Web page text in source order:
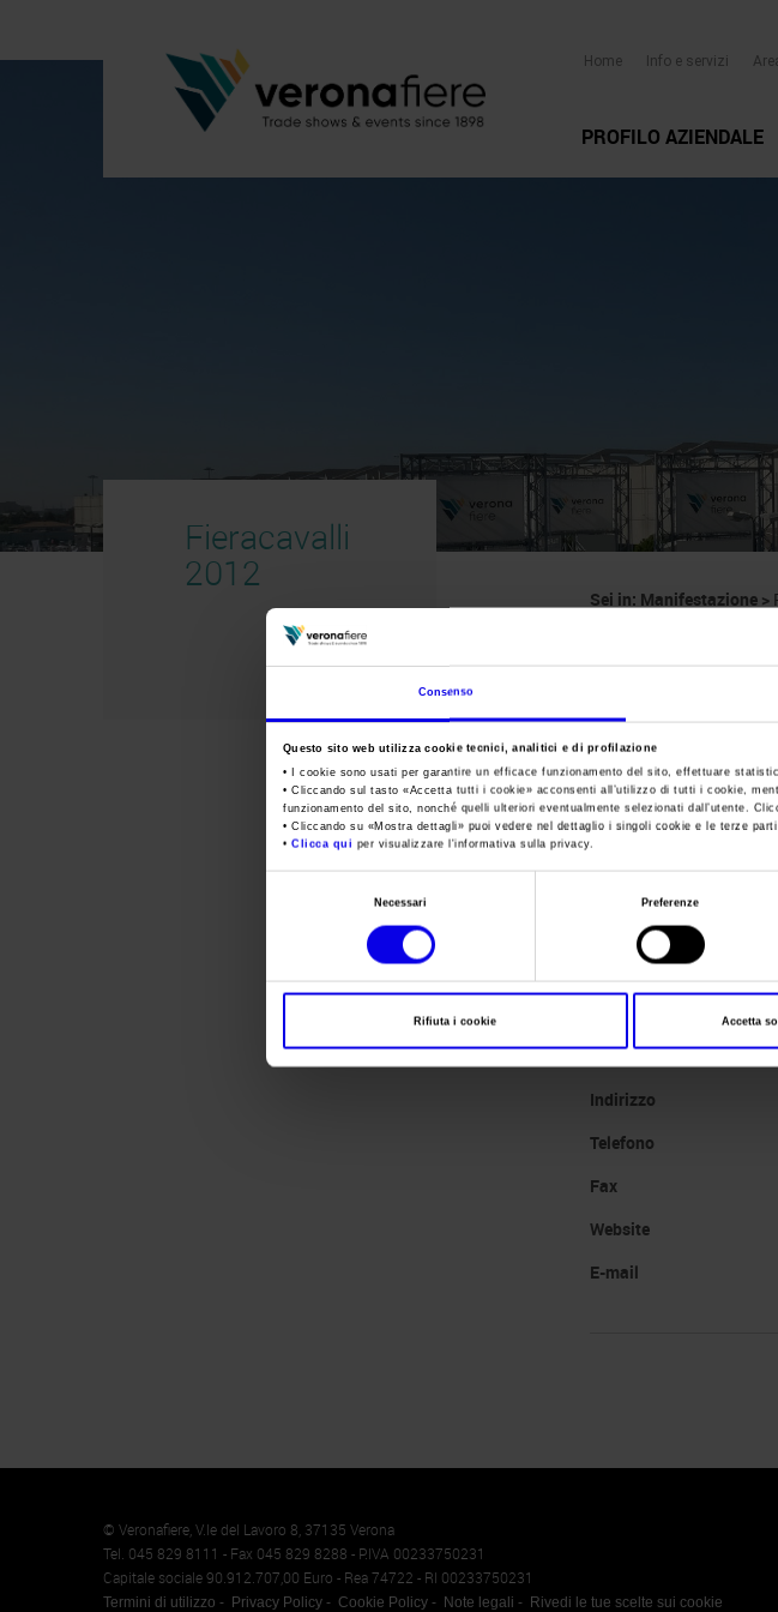
Consenso
Questo sito web utilizza cookie tecnici, analitici e di profilazione
• I cookie sono usati per garantire un efficace funzionamento del sito, effettuare
• Cliccando sul tasto «Accetta tutti i cookie» acconsenti all’utilizzo di tutti i cookie,
funzionamento del sito, nonché quelli ulteriori eventualmente selezionati dall’utente.
• Cliccando su «Mostra dettagli» puoi vedere nel dettaglio i singoli cookie e le terze
•Clicca qui per visualizzare l'informativa sulla privacy.
Necessari Preferenze
Rifiuta i cookie Accetta
Home Info e servizi
PROFILO AZIENDALE
Fieracavalli
2012
Sei in: Manifestazione>
International
Data
Website
E-mail
Segreteria organizzativa
Indirizzo
Telefono
Fax
Website
E-mail
Memento
© Veronafiere, V.le del Lavoro 8, 37135 Verona
Tel. 045 829 8111 - Fax 045 829 8288 - P.IVA 00233750231
Capitale sociale 90.912.707,00 Euro - Rea 74722 - RI 00233750231
Termini di utilizzo Privacy Policy Cookie Policy Note legali Rivedi le tue scelte sui cookie